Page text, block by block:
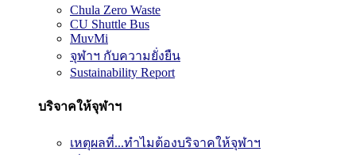
Chula Zero Waste
CU Shuttle Bus
MuvMi
จุฬาฯ กับความยั่งยืน
Sustainability Report
บริจาคให้จุฬาฯ
เหตุผลที่...ทำไมต้องบริจาคให้จุฬาฯ